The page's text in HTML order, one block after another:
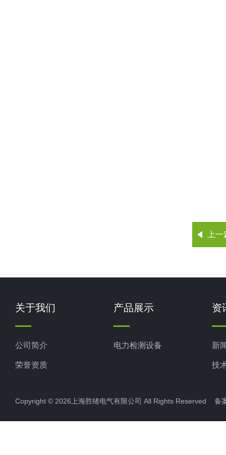
上
关于我们
公司简介
荣誉资质
产品展示
电力检测设备
资
新
技
Copyright © 2026上海胜绪电气有限公司 All Rights Reserved 备